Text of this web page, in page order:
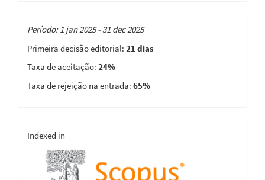
Taxas
Período: 1 jan 2025 - 31 dec 2025
Primeira decisão editorial: 21 dias
Taxa de aceitação: 24%
Taxa de rejeição na entrada: 65%
indexing
Indexed in